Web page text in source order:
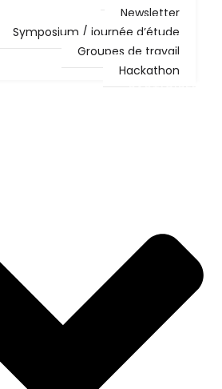
Newsletter
Symposium / journée d’étude
Groupes de travail
Hackathon
PARTICIPER